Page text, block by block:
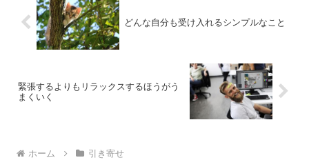
どんな自分も受け入れるシンプルなこと
緊張するよりもリラックスするほうがう
まくいく
ホーム 引き寄せ